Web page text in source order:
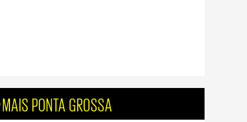
MAIS PONTA GROSSA